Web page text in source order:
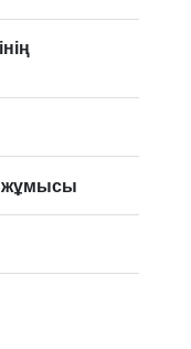
жұмысы